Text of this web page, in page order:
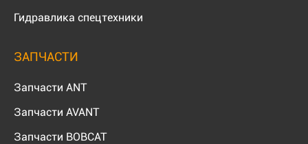
Гидравлика спецтехники
ЗАПЧАСТИ
Запчасти ANT
Запчасти AVANT
Запчасти BOBCAT